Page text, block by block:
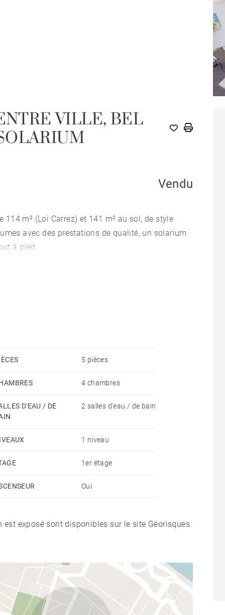
VILLE, BEL
Vendu
m² (Loi Carrez) et 141 m² au sol, de style
avec des prestations de qualité, un solarium
à pied.
5 pièces
4 chambres
D'EAU / DE
2 salles d'eau / de bain
1 niveau
1er étage
Oui
exposé sont disponibles sur le site Géorisques